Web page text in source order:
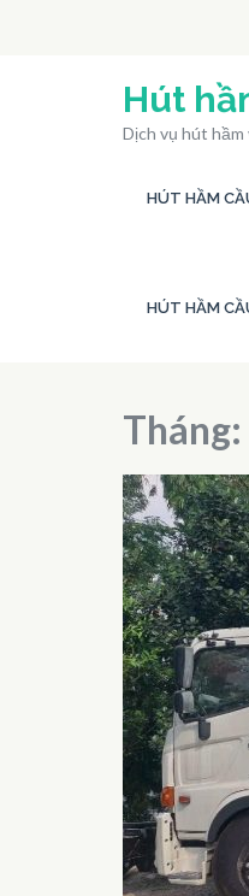
Hút
Dịch vụ hút hầm
HÚT HẦM
HÚT HẦM
Tháng: